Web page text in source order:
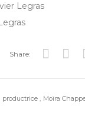
Legras
Share:
productrice Moïra